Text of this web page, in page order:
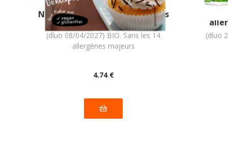
VERMICELLES AU CHOCOLAT
NOIR BIO vegan sans allergènes
AGAVA : 70 grammes
(dluo 08/04/2027) BIO. Sans les 14
allergènes majeurs
4.74 €
(dluo